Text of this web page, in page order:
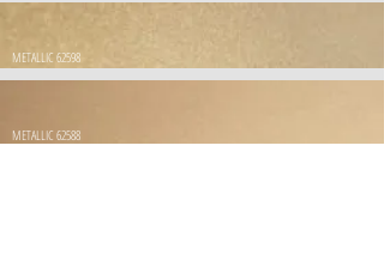
METALLIC 62598
METALLIC 62588